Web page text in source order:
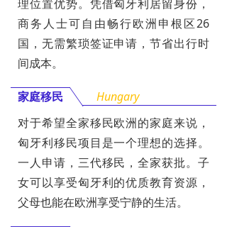
理位置优势。凭借匈牙利居留身份，
商务人士可自由畅行欧洲申根区26
国，无需繁琐签证申请，节省出行时
间成本。
家庭移民
Hungary
对于希望全家移民欧洲的家庭来说，
匈牙利移民项目是一个理想的选择。
一人申请，三代移民，全家获批。子
女可以享受匈牙利的优质教育资源，
父母也能在欧洲享受宁静的生活。